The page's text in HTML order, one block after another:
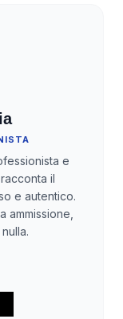
e
il
e autentico.
ammissione,